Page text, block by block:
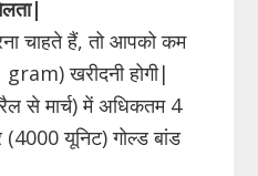
चाहते हैं, तो आपको कम
खरीदनी होगी|
से मार्च) में अधिकतम 4
(4000 यूनिट) गोल्ड बांड